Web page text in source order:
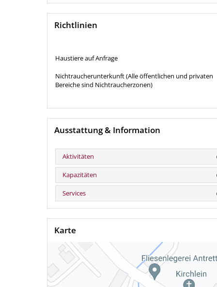
Richtlinien
Haustiere auf Anfrage
Nichtraucherunterkunft (Alle öffentlichen und privaten
Bereiche sind Nichtraucherzonen)
Ausstattung & Information
Aktivitäten
Kapazitäten
Services
Karte